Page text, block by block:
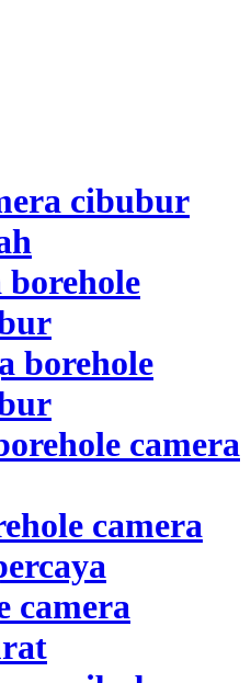
cibubur
borehole
borehole
camera
camera
camera